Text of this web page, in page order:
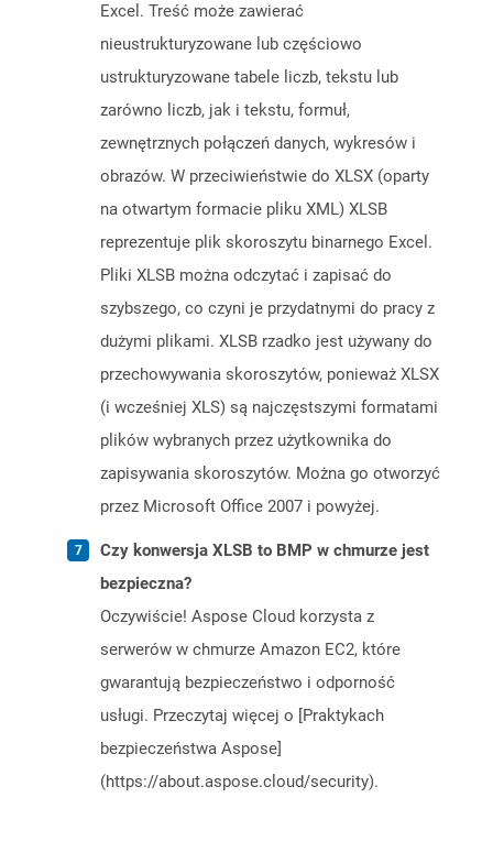
Excel. Treść może zawierać
nieustrukturyzowane lub częściowo
ustrukturyzowane tabele liczb, tekstu lub
zarówno liczb, jak i tekstu, formuł,
zewnętrznych połączeń danych, wykresów i
obrazów. W przeciwieństwie do XLSX (oparty
na otwartym formacie pliku XML) XLSB
reprezentuje plik skoroszytu binarnego Excel.
Pliki XLSB można odczytać i zapisać do
szybszego, co czyni je przydatnymi do pracy z
dużymi plikami. XLSB rzadko jest używany do
przechowywania skoroszytów, ponieważ XLSX
(i wcześniej XLS) są najczęstszymi formatami
plików wybranych przez użytkownika do
zapisywania skoroszytów. Można go otworzyć
przez Microsoft Office 2007 i powyżej.
Czy konwersja XLSB to BMP w chmurze jest
bezpieczna?
Oczywiście! Aspose Cloud korzysta z
serwerów w chmurze Amazon EC2, które
gwarantują bezpieczeństwo i odporność
usługi. Przeczytaj więcej o [Praktykach
bezpieczeństwa Aspose]
(https://about.aspose.cloud/security).